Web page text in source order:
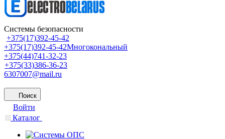
Системы безопасности
+375(17)392-45-42
+375(17)392-45-42Многокональный
+375(44)741-32-23
+375(33)386-36-23
6307007@mail.ru
Поиск
Войти
Каталог